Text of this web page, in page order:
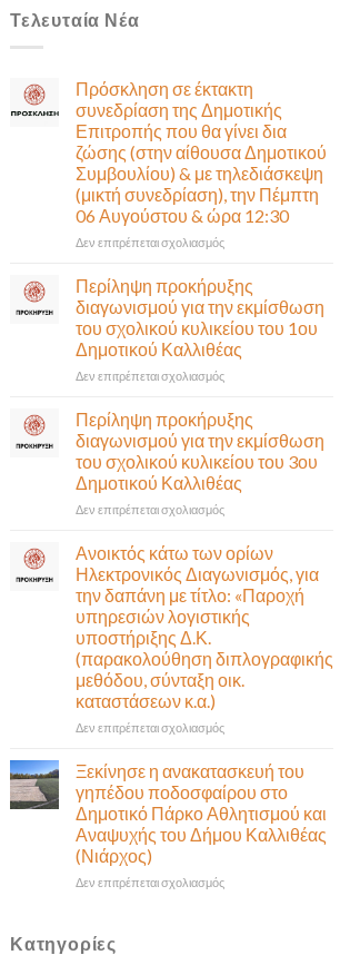
Τελευταία Νέα
Πρόσκληση σε έκτακτη
συνεδρίαση της Δημοτικής
Επιτροπής που θα γίνει δια
ζώσης (στην αίθουσα Δημοτικού
Συμβουλίου) & με τηλεδιάσκεψη
(μικτή συνεδρίαση), την Πέμπτη
06 Αυγούστου & ώρα 12:30
Δεν επιτρέπεται σχολιασμόςστο
σε
έκτακτη
συνεδρίαση
της
Δημοτικής
Επιτροπής
θα
γίνει
δια
ζώσης
(στην
αίθουσα
Συμβουλίου)
&
με
τηλεδιάσκεψη
(μικτή
την
Πέμπτη
&
12:30
Περίληψη προκήρυξης
διαγωνισμού για την εκμίσθωση
του σχολικού κυλικείου του 1ου
Δημοτικού Καλλιθέας
Δεν επιτρέπεται σχολιασμόςστο
προκήρυξης
διαγωνισμού
για
την
εκμίσθωση
του
κυλικείου
του
1ου
Δημοτικού
Καλλιθέας
Περίληψη προκήρυξης
διαγωνισμού για την εκμίσθωση
του σχολικού κυλικείου του 3ου
Δημοτικού Καλλιθέας
Δεν επιτρέπεται σχολιασμόςστο
προκήρυξης
διαγωνισμού
για
την
εκμίσθωση
σχολικού
κυλικείου
Δημοτικού
Ανοικτός κάτω των ορίων
Ηλεκτρονικός Διαγωνισμός, για
την δαπάνη με τίτλο: «Παροχή
υπηρεσιών λογιστικής
υποστήριξης Δ.Κ.
(παρακολούθηση διπλογραφικής
μεθόδου, σύνταξη οικ.
καταστάσεων κ.α.)
Δεν επιτρέπεται σχολιασμόςστο
των
ορίων
Ηλεκτρονικός
Διαγωνισμός,
Ξεκίνησε η ανακατασκευή του
γηπέδου ποδοσφαίρου στο
Δημοτικό Πάρκο Αθλητισμού και
Αναψυχής του Δήμου Καλλιθέας
(Νιάρχος)
Δεν επιτρέπεται σχολιασμόςστο
Κατηγορίες